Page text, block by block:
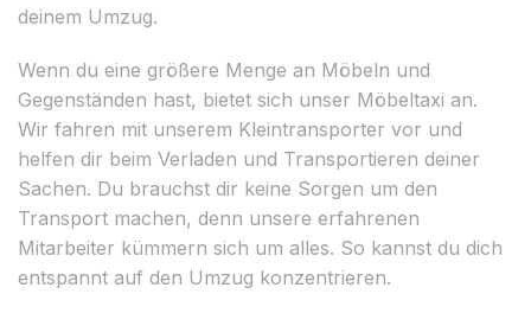
deinem Umzug.
Wenn du eine größere Menge an Möbeln und
Gegenständen hast, bietet sich unser Möbeltaxi an.
Wir fahren mit unserem Kleintransporter vor und
helfen dir beim Verladen und Transportieren deiner
Sachen. Du brauchst dir keine Sorgen um den
Transport machen, denn unsere erfahrenen
Mitarbeiter kümmern sich um alles. So kannst du dich
entspannt auf den Umzug konzentrieren.